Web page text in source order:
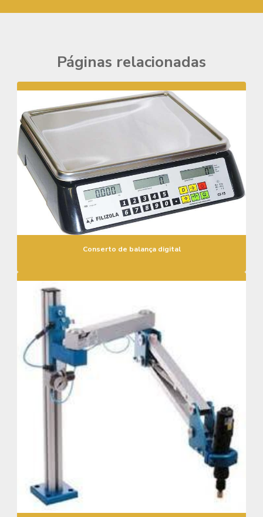
Páginas relacionadas
Conserto de balança digital